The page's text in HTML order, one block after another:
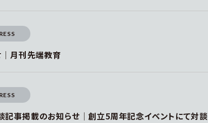
月刊先端教育
記事掲載のお知らせ｜創立5周年記念イベントにて対談